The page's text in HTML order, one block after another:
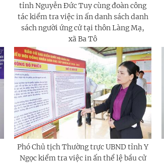
tỉnh Nguyễn Đức Tuy cùng đoàn công
tác kiểm tra việc in ấn danh sách danh
sách người ứng cử tại thôn Làng Mạ,
xã Ba Tô
Phó Chủ tịch Thường trực UBND tỉnh Y
Ngọc kiểm tra việc in ấn thể lệ bầu cử